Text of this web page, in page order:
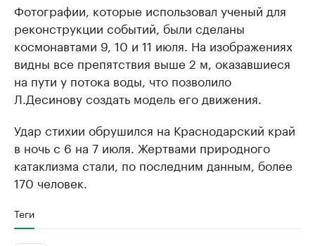
Фотографии, которые использовал ученый для
реконструкции событий, были сделаны
космонавтами 9, 10 и 11 июля. На изображениях
видны все препятствия выше 2 м, оказавшиеся
на пути у потока воды, что позволило
Л.Десинову создать модель его движения.
Удар стихии обрушился на Краснодарский край
в ночь с 6 на 7 июля. Жертвами природного
катаклизма стали, по последним данным, более
170 человек.
Теги